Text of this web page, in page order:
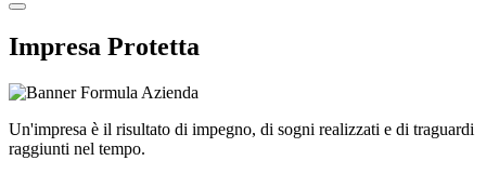
Impresa Protetta
Un'impresa è il risultato di impegno, di sogni realizzati e di traguardi
raggiunti nel tempo.